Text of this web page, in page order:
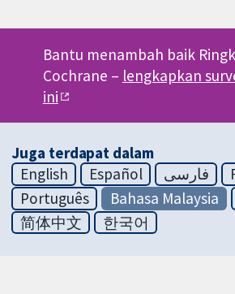
Bantu menambah baik
Cochrane – lengkapkan
ini
Juga terdapat dalam
English
Español فارسی
Português
Bahasa Malaysia
简体中文
한국어